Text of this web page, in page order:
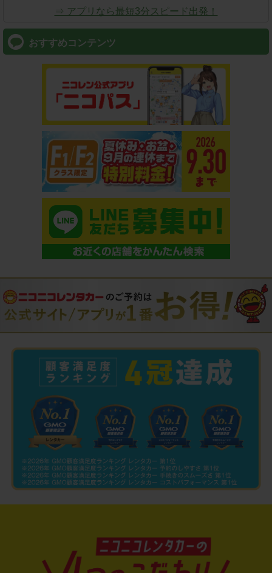
⇒ アプリなら最短3分スピード出発！
おすすめコンテンツ